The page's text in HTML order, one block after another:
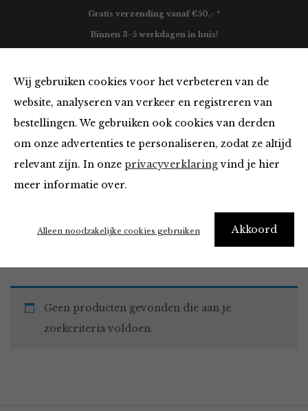
Wij gebruiken cookies voor het verbeteren van de
website, analyseren van verkeer en registreren van
bestellingen. We gebruiken ook cookies van derden
om onze advertenties te personaliseren, zodat ze altijd
relevant zijn. In onze privacyverklaringvind je hier
meer informatie over.
Akkoord
Alleen noodzakelijke cookies gebruiken
Gratis verzending vanaf €50,- *
Binnen 3-5 werkdagen in huis!
Must Haves
Home Winkel Accessoires Must Haves
Geen producten gevonden die aan je
zoekcriteria voldoen.